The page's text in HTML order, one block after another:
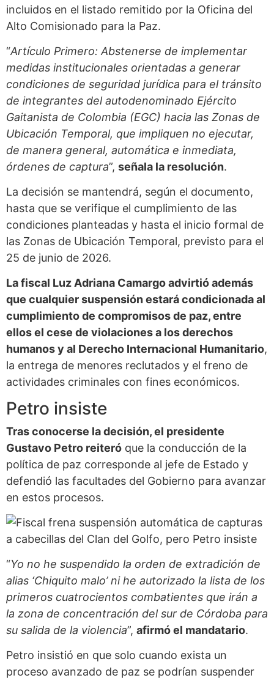
incluidos en el listado remitido por la Oficina del
Alto Comisionado para la Paz.
“Artículo Primero: Abstenerse de implementar
medidas institucionales orientadas a generar
condiciones de seguridad jurídica para el tránsito
de integrantes del autodenominado Ejército
Gaitanista de Colombia (EGC) hacia las Zonas de
Ubicación Temporal, que impliquen no ejecutar,
de manera general, automática e inmediata,
órdenes de captura”, señala la resolución.
La decisión se mantendrá, según el documento,
hasta que se verifique el cumplimiento de las
condiciones planteadas y hasta el inicio formal de
las Zonas de Ubicación Temporal, previsto para el
25 de junio de 2026.
La fiscal Luz Adriana Camargo advirtió además
que cualquier suspensión estará condicionada al
cumplimiento de compromisos de paz, entre
ellos el cese de violaciones a los derechos
humanos y al Derecho Internacional Humanitario,
la entrega de menores reclutados y el freno de
actividades criminales con fines económicos.
Petro insiste
Tras conocerse la decisión, el presidente
Gustavo Petro reiteró que la conducción de la
política de paz corresponde al jefe de Estado y
defendió las facultades del Gobierno para avanzar
en estos procesos.
“Yo no he suspendido la orden de extradición de
alias ‘Chiquito malo’ ni he autorizado la lista de los
primeros cuatrocientos combatientes que irán a
la zona de concentración del sur de Córdoba para
su salida de la violencia”, afirmó el mandatario.
Petro insistió en que solo cuando exista un
proceso avanzado de paz se podrían suspender